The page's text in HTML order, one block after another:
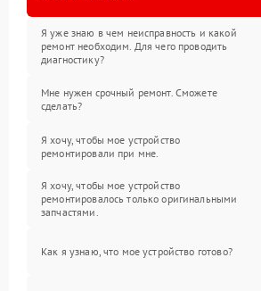
Я уже знаю в чем неисправность и какой
ремонт необходим. Для чего проводить
диагностику?
Мне нужен срочный ремонт. Сможете
сделать?
Я хочу, чтобы мое устройство
ремонтировали при мне.
Я хочу, чтобы мое устройство
ремонтировалось только оригинальными
запчастями.
Как я узнаю, что мое устройство готово?